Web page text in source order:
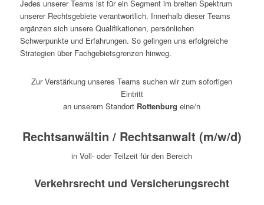
Jedes unserer Teams ist für ein Segment im breiten Spektrum
unserer Rechtsgebiete verantwortlich. Innerhalb dieser Teams
ergänzen sich unsere Qualifikationen, persönlichen
Schwerpunkte und Erfahrungen. So gelingen uns erfolgreiche
Strategien über Fachgebietsgrenzen hinweg.
Zur Verstärkung unseres Teams suchen wir zum sofortigen
Eintritt
an unserem Standort Rottenburg eine/n
Rechtsanwältin / Rechtsanwalt (m/w/d)
in Voll- oder Teilzeit für den Bereich
Verkehrsrecht und Versicherungsrecht